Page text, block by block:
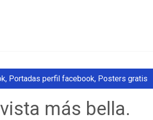
, Portadas perfil facebook, Posters gratis
más bella.